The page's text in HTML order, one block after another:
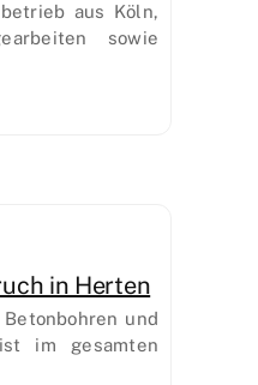
aus Köln,
sowie
in Herten
und
im gesamten